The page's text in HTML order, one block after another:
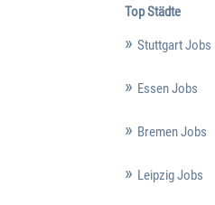
Top Städte
Stuttgart Jobs
Essen Jobs
Bremen Jobs
Leipzig Jobs